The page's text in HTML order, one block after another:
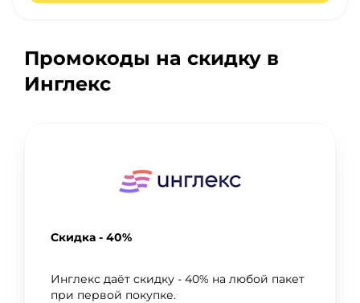
Промокоды на скидку в
Инглекс
Скидка - 40%
Инглекс даёт скидку - 40% на любой пакет
при первой покупке.